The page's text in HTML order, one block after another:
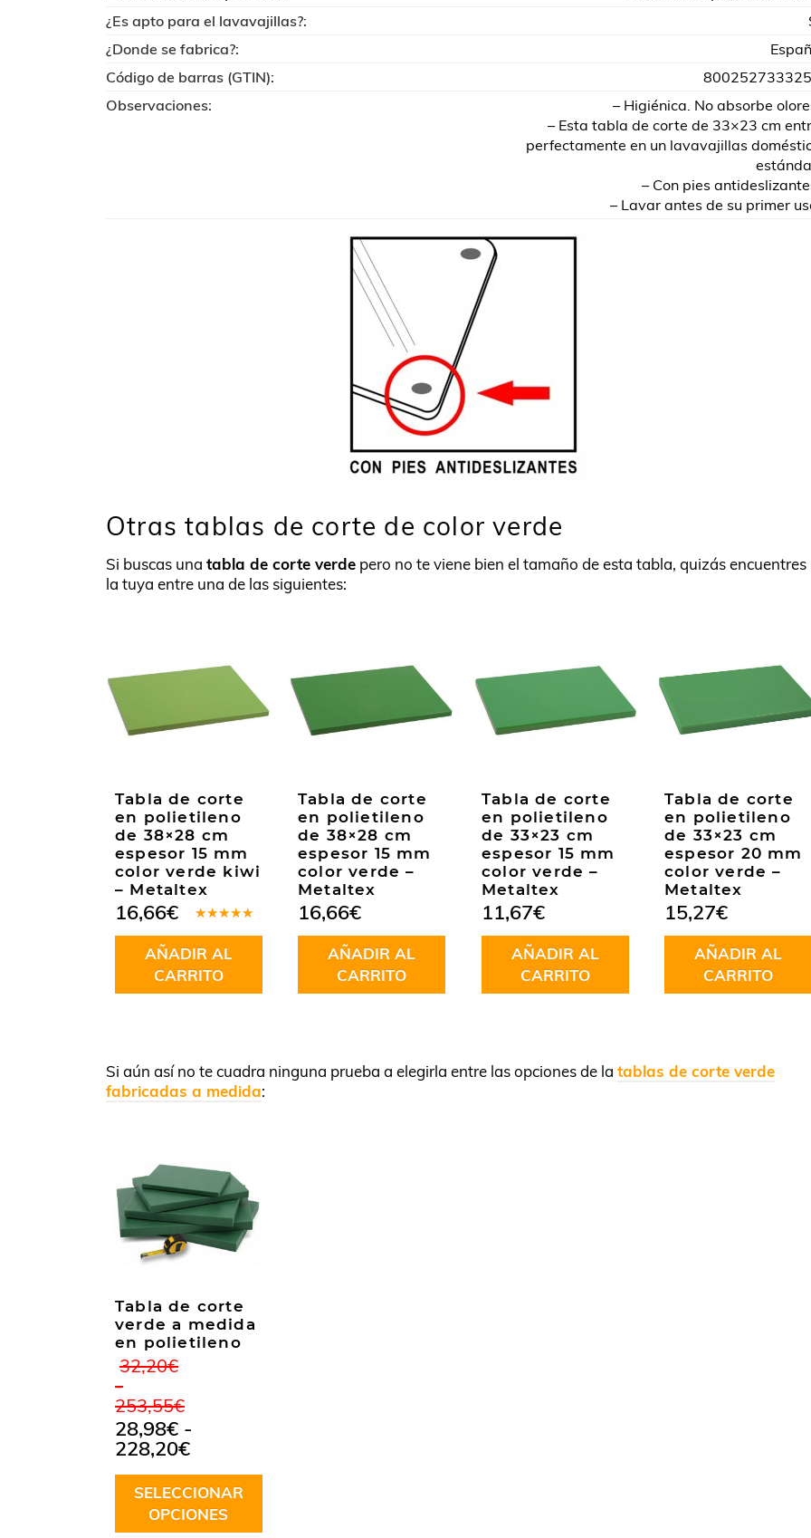
¿Es apto para el lavavajillas?:
¿Donde se fabrica?:
Código de barras (GTIN):
Observaciones:
– Higiénica. No absorbe
– Esta tabla de corte de 33×23 cm
perfectamente en un lavavajillas
– Con pies
– Lavar antes de su primer
Otras tablas de corte de color verde
Si buscas una tabla de corte verde pero no te viene bien el tamaño de esta tabla, quizás encuentres
la tuya entre una de las siguientes:
Tabla de corte
en polietileno
de 38×28 cm
espesor 15 mm
color verde kiwi
– Metaltex
en4.67
de 5
16,66€
AÑADIR AL
CARRITO
Tabla de corte
en polietileno
de 38×28 cm
espesor 15 mm
color verde –
Metaltex
16,66€
AÑADIR AL
CARRITO
Tabla de corte
en polietileno
de 33×23 cm
espesor 15 mm
color verde –
Metaltex
11,67€
AÑADIR AL
CARRITO
Tabla de corte
en polietileno
de 33×23 cm
espesor 20 mm
color verde –
Metaltex
15,27€
AÑADIR AL
CARRITO
Si aún así no te cuadra ninguna prueba a elegirla entre las opciones de la tablas de corte verde
fabricadas a medida:
Tabla de corte
verde a medida
en polietileno
32,20€
-
253,55€Rango
precios:
desde
32,20€
hasta
253,55€
28,98€ -
228,20€Rango
precios:
desde
28,98€
SELECCIONAR
OPCIONES